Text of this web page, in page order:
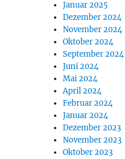
Januar 2025
Dezember 2024
November 2024
Oktober 2024
September 2024
Juni 2024
Mai 2024
April 2024
Februar 2024
Januar 2024
Dezember 2023
November 2023
Oktober 2023